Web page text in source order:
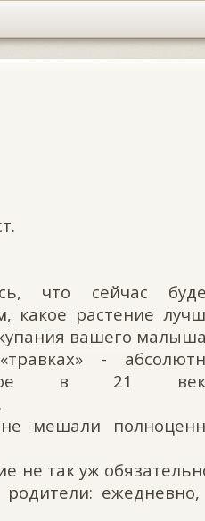
что сейчас
какое растение
вашего
-
в 21
мешали
не так уж
ежедневно,